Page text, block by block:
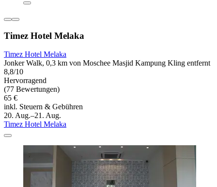
Timez Hotel Melaka
Timez Hotel Melaka
Jonker Walk, 0,3 km von Moschee Masjid Kampung Kling entfernt
8,8/10
Hervorragend
(77 Bewertungen)
65 €
inkl. Steuern & Gebühren
20. Aug.–21. Aug.
Timez Hotel Melaka